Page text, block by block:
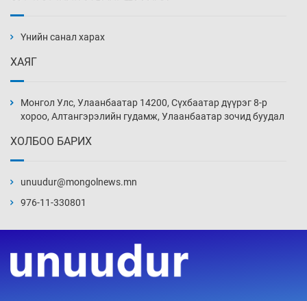
4 цаг 16 мин
4 цаг 31 мин
4 цаг 46 мин
5 цаг 16 мин
Үнийн санал харах
ХАЯГ
Монгол Улс, Улаанбаатар 14200, Сүхбаатар дүүрэг 8-р
хороо, Алтангэрэлийн гудамж, Улаанбаатар зочид буудал
ХОЛБОО БАРИХ
unuudur@mongolnews.mn
976-11-330801